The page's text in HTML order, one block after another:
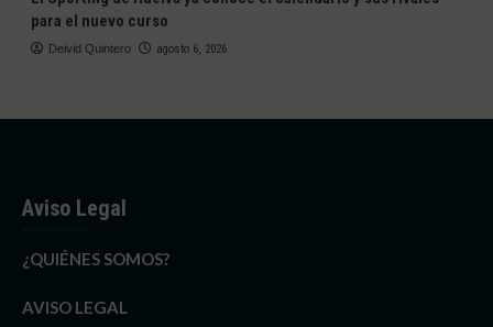
para el nuevo curso
Deivid Quintero agosto 6, 2026
Aviso Legal
¿QUIÉNES SOMOS?
AVISO LEGAL